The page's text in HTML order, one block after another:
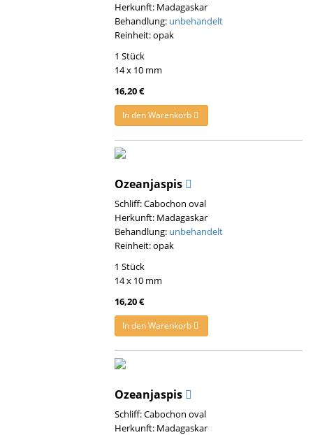
Herkunft: Madagaskar
Behandlung: unbehandelt
Reinheit: opak
1 Stück
14 x 10 mm
16,20 €
In den Warenkorb
Ozeanjaspis
Schliff: Cabochon oval
Herkunft: Madagaskar
Behandlung: unbehandelt
Reinheit: opak
1 Stück
14 x 10 mm
16,20 €
In den Warenkorb
Ozeanjaspis
Schliff: Cabochon oval
Herkunft: Madagaskar